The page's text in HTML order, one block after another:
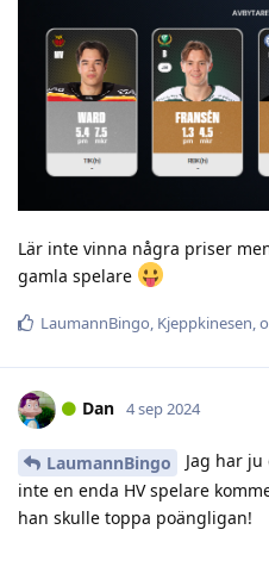
Lär inte vinna några priser
gamla spelare
LaumannBingo Kjeppkinesen ,
Dan 4 sep 2024
LaumannBingo
Jag har
inte en enda HV spelare
han skulle toppa poängligan!